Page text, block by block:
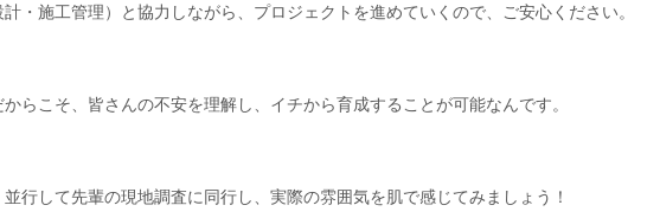
・施工管理）と協力しながら、プロジェクトを進めていくので、ご安心ください。
らこそ、皆さんの不安を理解し、イチから育成することが可能なんです。
行して先輩の現地調査に同行し、実際の雰囲気を肌で感じてみましょう！